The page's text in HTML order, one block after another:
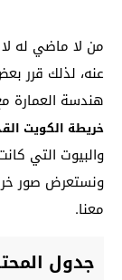
من لا ماضي له لا
عنه، لذلك قرر
هندسة العمارة
خريطة الكويت
والبيوت التي
ونستعرض صور
معنا.
جدول